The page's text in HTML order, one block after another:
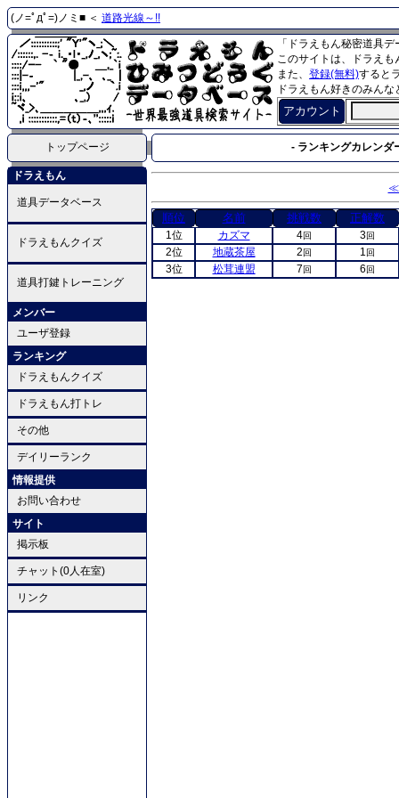
(ノ=ﾟдﾟ=)ノミ■ ＜ 道路光線～!!
「ドラえもん秘密道具
このサイトは、ドラえ
また、 登録(無料)すると
ドラえもん好きのみん
アカウント
トップページ - ランキングカレンダ
ドラえもん
道具データベース
ドラえもんクイズ
道具打鍵トレーニング
メンバー
ユーザ登録
ランキング
ドラえもんクイズ
ドラえもん打トレ
その他
デイリーランク
情報提供
お問い合わせ
サイト
掲示板
チャット(0人在室)
リンク
順位 名前 挑戦数 正解数
1位 カズマ 4回 3回
2位 地蔵茶屋 2 回 1 回
3位 松茸連盟 7 回 6 回